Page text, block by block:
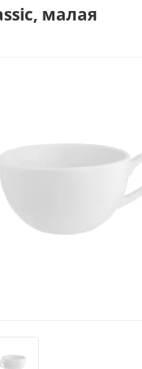
малая